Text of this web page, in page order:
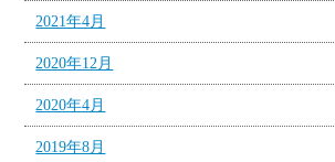
2021年4月
2020年12月
2020年4月
2019年8月